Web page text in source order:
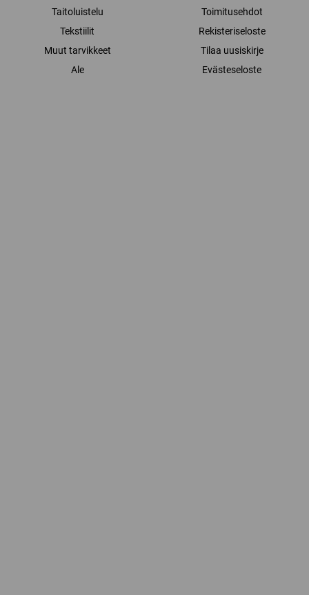
Taitoluistelu
Tekstiilit
Muut tarvikkeet
Ale
Toimitusehdot
Rekisteriseloste
Tilaa uusiskirje
Evästeseloste